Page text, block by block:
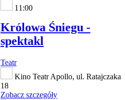
11:00
Królowa Śniegu -
spektakl
Teatr
Kino Teatr Apollo, ul. Ratajczaka
18
Zobacz szczegóły